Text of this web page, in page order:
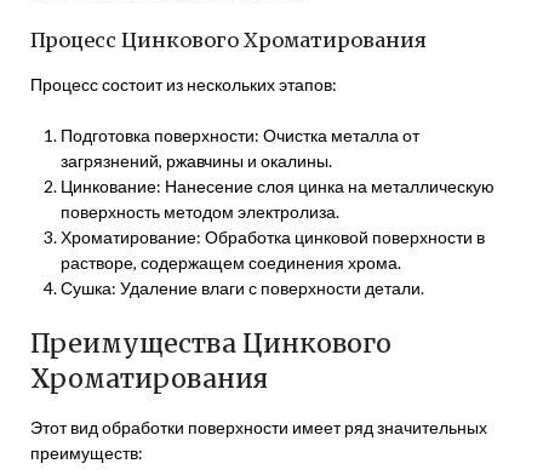
Процесс Цинкового Хроматирования
Процесс состоит из нескольких этапов:
Подготовка поверхности: Очистка металла от
загрязнений, ржавчины и окалины.
Цинкование: Нанесение слоя цинка на металлическую
поверхность методом электролиза.
Хроматирование: Обработка цинковой поверхности в
растворе, содержащем соединения хрома.
Сушка: Удаление влаги с поверхности детали.
Преимущества Цинкового
Хроматирования
Этот вид обработки поверхности имеет ряд значительных
преимуществ: